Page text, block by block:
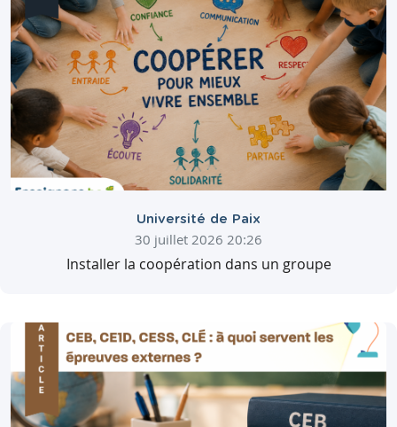
Université de Paix
30 juillet 2026 20:26
Installer la coopération dans un groupe